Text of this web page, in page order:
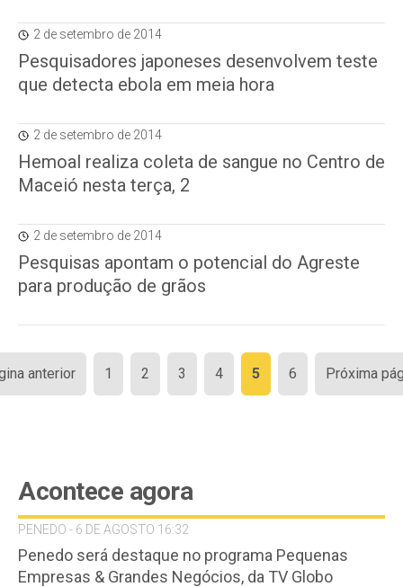
2 de setembro de 2014
Pesquisadores japoneses desenvolvem teste
que detecta ebola em meia hora
2 de setembro de 2014
Hemoal realiza coleta de sangue no Centro de
Maceió nesta terça, 2
2 de setembro de 2014
Pesquisas apontam o potencial do Agreste
para produção de grãos
Paginação
de
anterior 1 2 3 4 5 6 Próxima
Acontece agora
PENEDO - 6 DE AGOSTO 16:32
Penedo será destaque no programa Pequenas
Empresas & Grandes Negócios, da TV Globo